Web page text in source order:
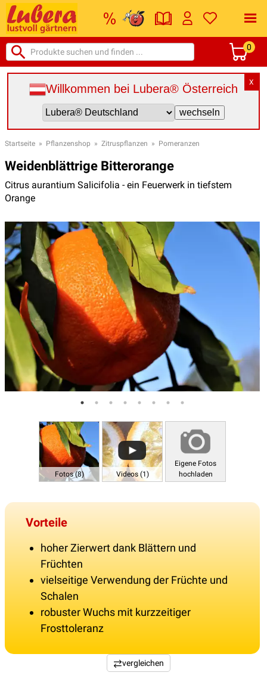
0
X
Willkommen bei Lubera® Österreich
Startseite » Pflanzenshop » Zitruspflanzen » Pomeranzen
Weidenblättrige Bitterorange
Citrus aurantium Salicifolia - ein Feuerwerk in tiefstem
Orange
Fotos (8) Videos (1)
Eigene Fotos
hochladen
Vorteile
hoher Zierwert dank Blättern und
Früchten
vielseitige Verwendung der Früchte und
Schalen
robuster Wuchs mit kurzzeitiger
Frosttoleranz
vergleichen